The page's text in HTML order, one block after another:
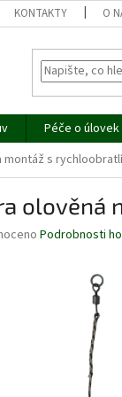
KONTAKTY O
Péče o úlovek
montáž s
olověná
Podrobnosti